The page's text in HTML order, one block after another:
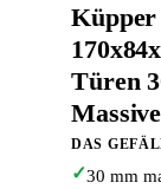
Küpper
Türen
DAS
✓30 mm